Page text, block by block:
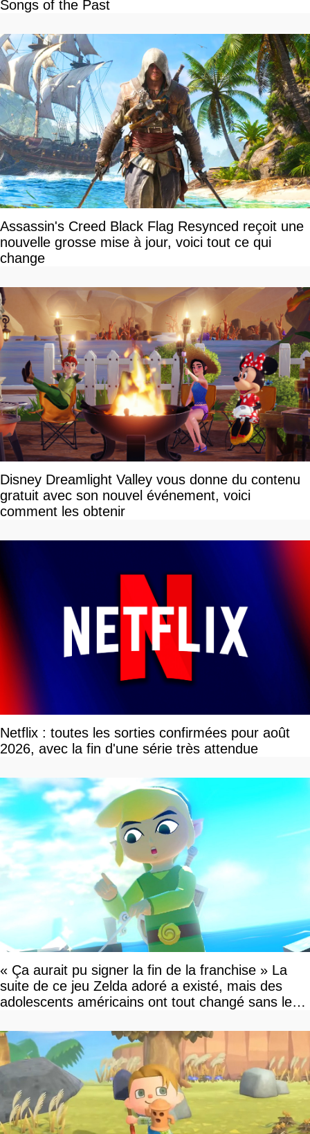
Songs of the Past
Assassin's Creed Black Flag Resynced reçoit une
nouvelle grosse mise à jour, voici tout ce qui
change
Disney Dreamlight Valley vous donne du contenu
gratuit avec son nouvel événement, voici
comment les obtenir
Netflix : toutes les sorties confirmées pour août
2026, avec la fin d'une série très attendue
« Ça aurait pu signer la fin de la franchise » La
suite de ce jeu Zelda adoré a existé, mais des
adolescents américains ont tout changé sans le